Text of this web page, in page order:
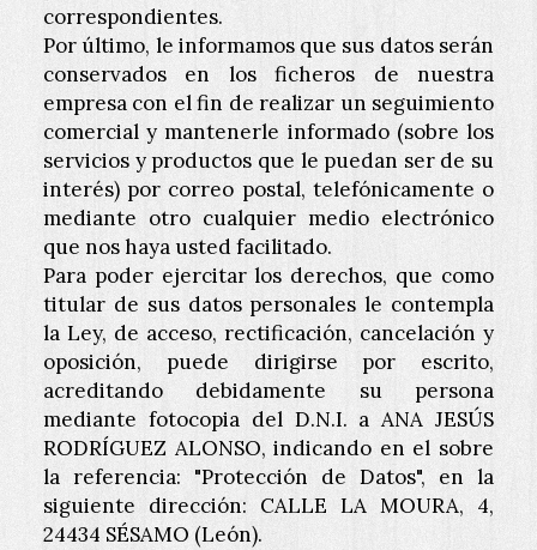
correspondientes.
Por último, le informamos que sus datos serán
conservados en los ficheros de nuestra
empresa con el fin de realizar un seguimiento
comercial y mantenerle informado (sobre los
servicios y productos que le puedan ser de su
interés) por correo postal, telefónicamente o
mediante otro cualquier medio electrónico
que nos haya usted facilitado.
Para poder ejercitar los derechos, que como
titular de sus datos personales le contempla
la Ley, de acceso, rectificación, cancelación y
oposición, puede dirigirse por escrito,
acreditando debidamente su persona
mediante fotocopia del D.N.I. aANA JESÚS
RODRÍGUEZ ALONSO, indicando en el sobre
la referencia: "Protección de Datos", en la
siguiente dirección: CALLE LA MOURA, 4,
24434 SÉSAMO (León).